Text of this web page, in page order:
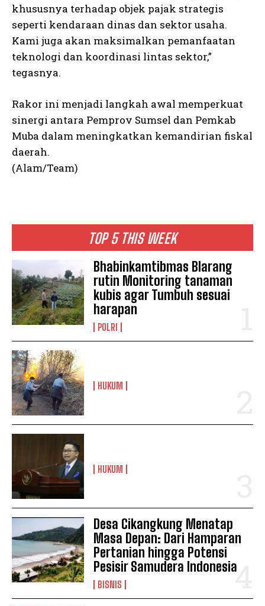
TOP 5 THIS WEEK
Bhabinkamtibmas Blarang
rutin Monitoring tanaman
kubis agar Tumbuh sesuai
harapan
POLRI
HUKUM
HUKUM
Desa Cikangkung Menatap
Masa Depan: Dari Hamparan
Pertanian hingga Potensi
Pesisir Samudera Indonesia
BISNIS
khususnya terhadap objek pajak strategis
seperti kendaraan dinas dan sektor usaha.
Kami juga akan maksimalkan pemanfaatan
teknologi dan koordinasi lintas sektor,”
tegasnya.
Rakor ini menjadi langkah awal memperkuat
sinergi antara Pemprov Sumsel dan Pemkab
Muba dalam meningkatkan kemandirian fiskal
daerah.
(Alam/Team)